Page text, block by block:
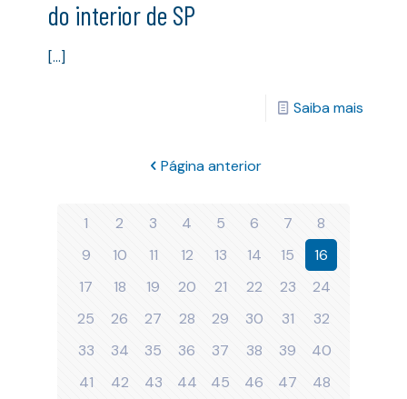
do interior de SP
[…]
Saiba mais
Página anterior
1 2 3 4 5 6 7
8
9
10 11 12 13 14 15
16
17
18 19 20 21 22 23
24
25
26 27 28 29 30 31
32
33
34 35 36 37 38 39
40
41
42 43 44 45 46 47
48